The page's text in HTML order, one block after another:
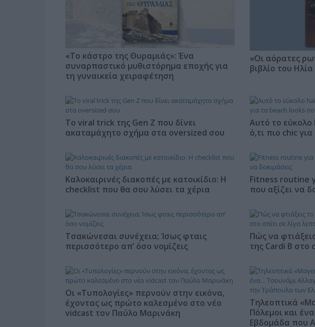
«Το κάστρο της Θυραμιάς»: Ένα
συναρπαστικό μυθιστόρημα εποχής για
τη γυναικεία χειραφέτηση
«Οι αόρατες
βιβλίο του
Το viral trick της Gen Z που δίνει
ακαταμάχητο σχήμα στα oversized σου
Αυτό το εύκολο
ό,τι πιο chic
Καλοκαιρινές διακοπές με κατοικίδιο: Η
checklist που θα σου λύσει τα χέρια
Fitness routine
που αξίζει να
Τσακώνεσαι συνέχεια; Ίσως φταις
περισσότερο απ’ όσο νομίζεις
Πώς να
της Cardi B στο
Οι «Τυπολογίες» περνούν στην εικόνα,
έχοντας ως πρώτο καλεσμένο στο νέο
vidcast τον Παύλο Μαρινάκη
Τηλεοπτικά
Πόλεμοι και
Εβδομάδα που